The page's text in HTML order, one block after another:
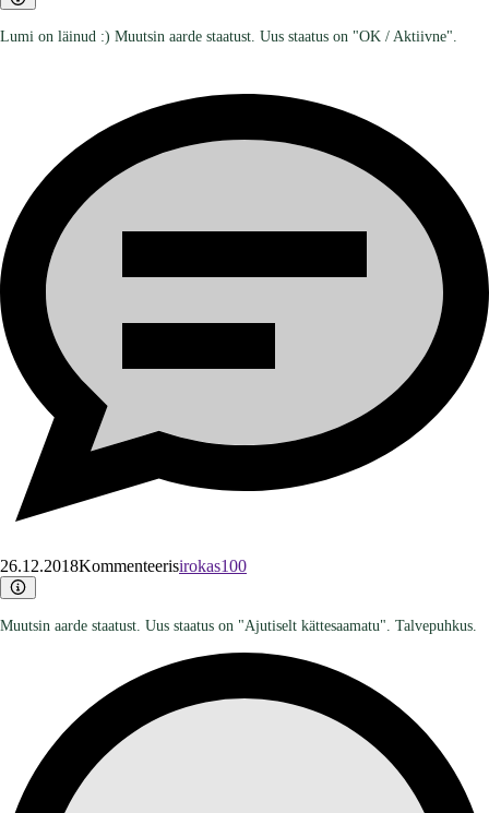
Lumi on läinud :) Muutsin aarde staatust. Uus staatus on "OK / Aktiivne".
26.12.2018Kommenteerisirokas100
Muutsin aarde staatust. Uus staatus on "Ajutiselt kättesaamatu". Talvepuhkus.